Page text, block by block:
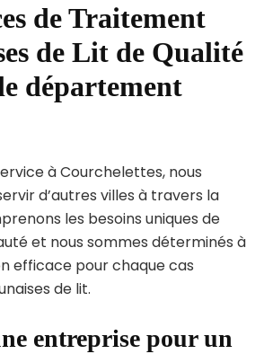
de Traitement
de Lit de Qualité
département
à Courchelettes, nous
d’autres villes à travers la
les besoins uniques de
et nous sommes déterminés à
efficace pour chaque cas
de lit.
entreprise pour un